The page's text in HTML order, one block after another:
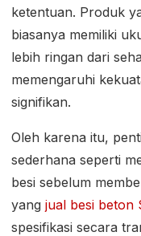
ketentuan. Produk
biasanya memiliki
lebih ringan dari
memengaruhi
signifikan.
Oleh karena itu,
sederhana seperti
besi sebelum
yang jual besi beton
spesifikasi secara